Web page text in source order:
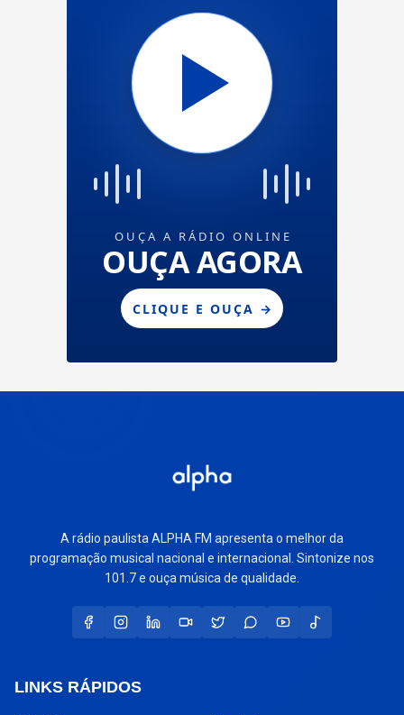
A rádio paulista ALPHA FM apresenta o melhor da
programação musical nacional e internacional. Sintonize nos
101.7 e ouça música de qualidade.
LINKS RÁPIDOS